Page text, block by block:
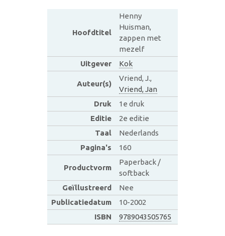
Hoofdtitel
Henny
Huisman,
zappen met
mezelf
Uitgever
Kok
Auteur(s)
Vriend, J.,
Vriend, Jan
Druk
1e druk
Editie
2e editie
Taal
Nederlands
Pagina's
160
Productvorm
Paperback /
softback
Geïllustreerd
Nee
Publicatiedatum
10-2002
ISBN
9789043505765